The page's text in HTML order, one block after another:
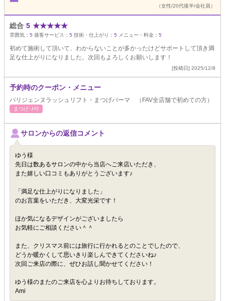
（女性/20代後半/会社員）
総合 5 ★★★★★
雰囲気： 5 接客サービス： 5 技術・仕上がり： 5 メニュー・料金： 5
初めて施術して頂いて、わからないことが多かったけどサポートして頂き満
足な仕上がりになりました。次回もよろしくお願いします！
[投稿日] 2025/12/8
予約時のクーポン・メニュー
パリジェンヌラッシュリフト・まつげパーマ （FAV全店舗で初めての方）
まつげ･ﾒｲｸ
サロンからの返信コメント
ゆう様
先日は数あるサロンの中から当店へご来店いただき、
また嬉しい口コミもありがとうございます♪
「満足な仕上がりになりました」
のお言葉をいただき、大変光栄です！
ほか気になるデザインがございましたら
お気軽にご相談ください＾＾
また、クリスマス前には旅行に行かれるとのことでしたので、
どうか暖かくして思いきり楽しんできてくださいね♪
次回ご来店の際に、ぜひお話し聞かせてください！
ゆう様のまたのご来店を心よりお待ちしております。
Ami